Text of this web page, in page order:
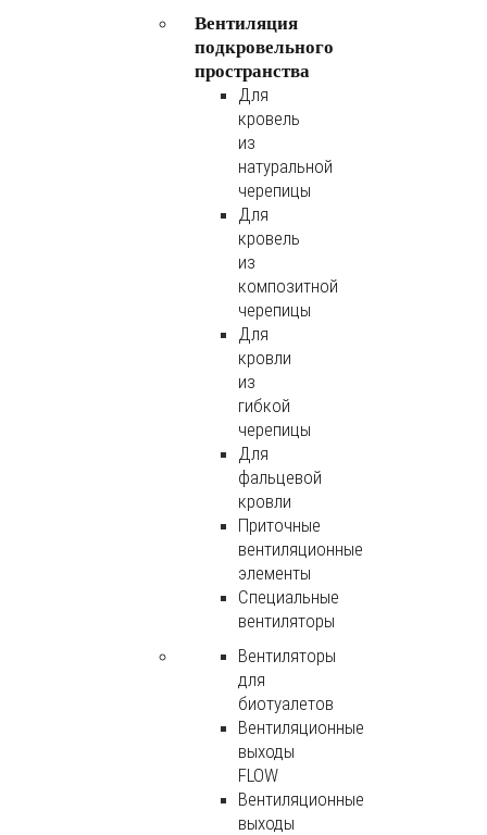
Вентиляция
подкровельного
пространства
Для
кровель
из
натуральной
черепицы
Для
кровель
из
композитной
черепицы
Для
кровли
из
гибкой
черепицы
Для
фальцевой
кровли
Приточные
вентиляционные
элементы
Специальные
вентиляторы
Вентиляторы
для
биотуалетов
Вентиляционные
выходы
FLOW
Вентиляционные
выходы